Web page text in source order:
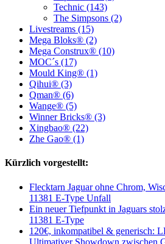
Technic (143)
The Simpsons (2)
Livestreams (15)
Mega Bloks® (2)
Mega Construx® (10)
MOC´s (17)
Mould King® (1)
Qihui® (3)
Qman® (6)
Wange® (5)
Winner Bricks® (3)
Xingbao® (22)
Zhe Gao® (1)
Kürzlich vorgestellt:
Flecktarn Jaguar ohne Chrom,
11381 E-Type Unfall
Ein neuer Tiefpunkt in Jaguars
11381 E-Type
120€, inkompatibel & generisch:
Ultimativer Showdown zwischen